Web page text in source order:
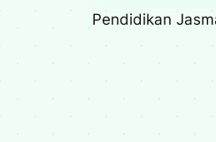
Pendidikan